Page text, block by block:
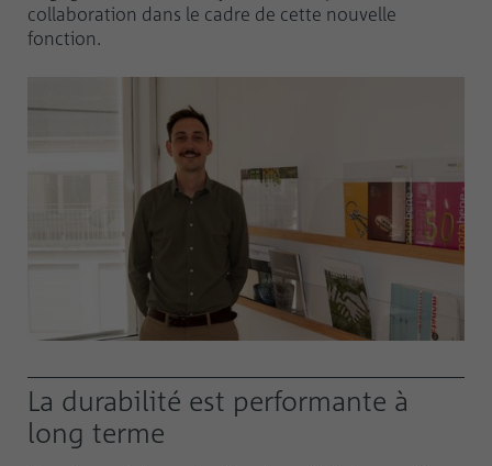
collaboration dans le cadre de cette nouvelle
fonction.
La durabilité est performante à
long terme